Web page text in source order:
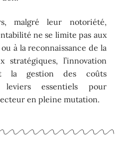
malgré leur notoriété,
ne se limite pas aux
à la reconnaissance de la
stratégiques, l’innovation
la gestion des coûts
essentiels pour
en pleine mutation.